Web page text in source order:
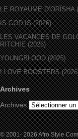
LE ROYAUME D’ORÏSHA
IS GOD IS (2026)
LES VACANCES DE
RITCHIE (2026)
YOUNGBLOOD (2025)
I LOVE BOOSTERS
Archives
Archives
© 2001- 2026 Afro Style